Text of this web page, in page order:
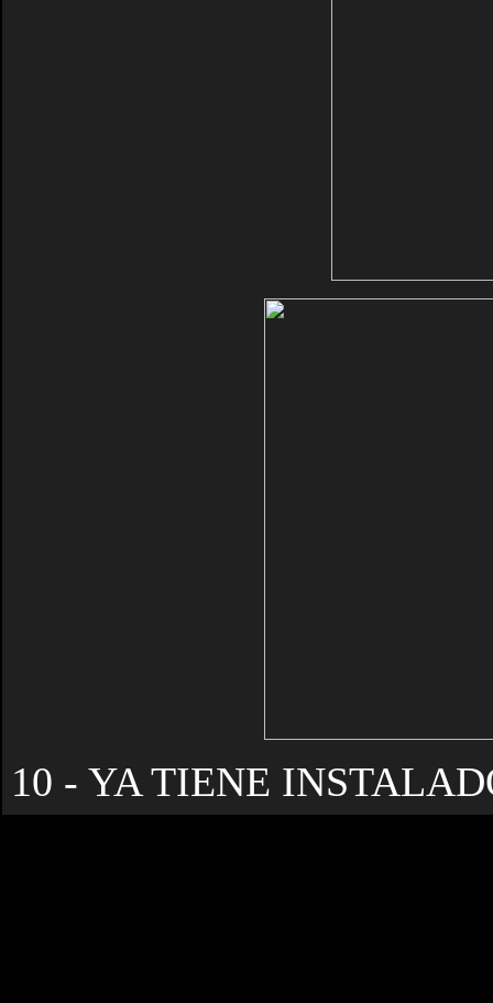
10 - YA TIENE